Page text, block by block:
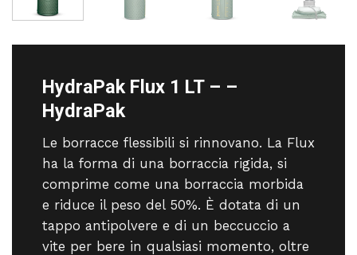
HydraPak Flux 1 LT – –
HydraPak
Le borracce flessibili si rinnovano. La Flux
ha la forma di una borraccia rigida, si
comprime come una borraccia morbida
e riduce il peso del 50%. È dotata di un
tappo antipolvere e di un beccuccio a
vite per bere in qualsiasi momento, oltre